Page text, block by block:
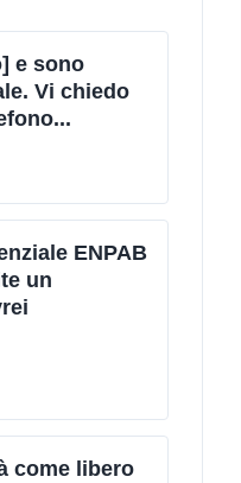
e sono
Vi chiedo
ENPAB
un
come libero